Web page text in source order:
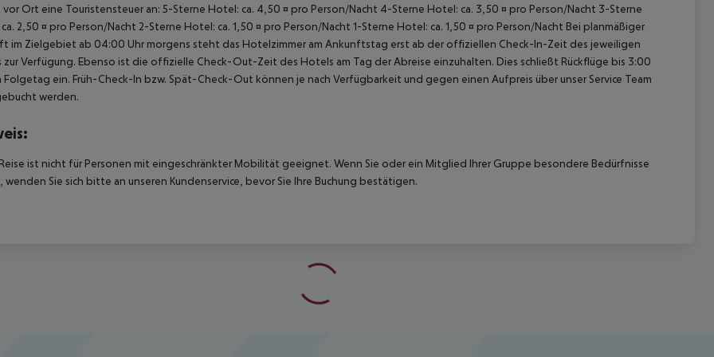
vor Ort eine Touristensteuer an: 5-Sterne Hotel: ca. 4,50 ¤ pro Person/Nacht 4-Sterne Hotel: ca. 3,50 ¤ pro Person/Nacht 3-Sterne
2,50 ¤ pro Person/Nacht 2-Sterne Hotel: ca. 1,50 ¤ pro Person/Nacht 1-Sterne Hotel: ca. 1,50 ¤ pro Person/Nacht Bei planmäßiger
im Zielgebiet ab 04:00 Uhr morgens steht das Hotelzimmer am Ankunftstag erst ab der offiziellen Check-In-Zeit des jeweiligen
zur Verfügung. Ebenso ist die offizielle Check-Out-Zeit des Hotels am Tag der Abreise einzuhalten. Dies schließt Rückflüge bis 3:00
Folgetag ein. Früh-Check-In bzw. Spät-Check-Out können je nach Verfügbarkeit und gegen einen Aufpreis über unser Service Team
werden.
ist nicht für Personen mit eingeschränkter Mobilität geeignet. Wenn Sie oder ein Mitglied Ihrer Gruppe besondere Bedürfnisse
wenden Sie sich bitte an unseren Kundenservice, bevor Sie Ihre Buchung bestätigen.